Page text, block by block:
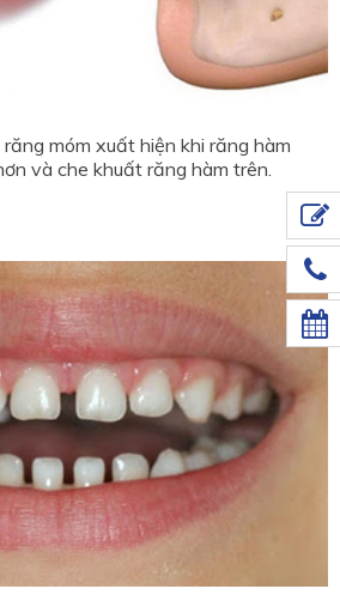
móm xuất hiện khi răng hàm
và che khuất răng hàm trên.